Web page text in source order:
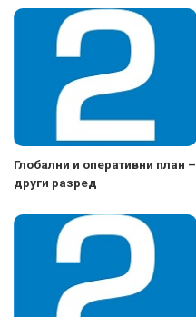
Глобални и оперативни план –
други разред